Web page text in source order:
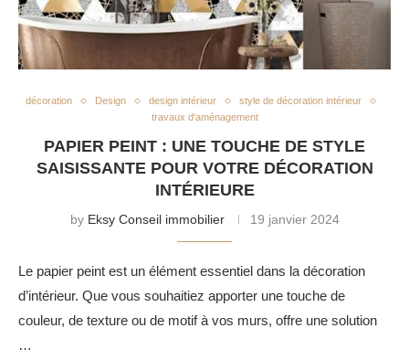
décoration Design design intérieur
style de décoration intérieur
travaux d'aménagement
PAPIER PEINT : UNE TOUCHE DE STYLE
SAISISSANTE POUR VOTRE DÉCORATION
INTÉRIEURE
by Eksy Conseil immobilier 19 janvier 2024
Le papier peint est un élément essentiel dans la décoration
d’intérieur. Que vous souhaitiez apporter une touche de
couleur, de texture ou de motif à vos murs, offre une solution
…